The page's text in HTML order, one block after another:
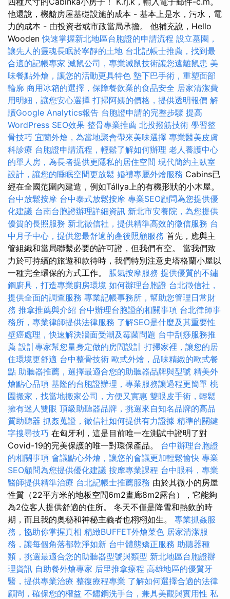
他還說，機艙房屋基礎設施的成本 - 基本上是水，污水，電
力的成本 - 由投資者或市政當局承擔。 他補充說，Hello
Wooden快速掌握新北地區台胞證的申請流程 設立墓園，
讓先人的靈魂長眠於寧靜的土地 台北記帳士推薦，找到最
合適的記帳專家 滅鼠公司，專業滅鼠技術讓您遠離鼠患 美
味餐點外燴，讓您的活動更具特色 墊下巴手術，重塑面部
輪廓 商用冰箱的選擇，保障餐飲業的食品安全 居家清潔費
用明細，讓您安心選擇 打掃阿姨的價格，提供透明報價 解
讀Google Analytics報告 台胞證申請的完整步驟 提高
WordPress SEO效果 整骨專業推薦 北投撥筋技術 學習整
骨技巧 宜蘭外燴，為當地聚會帶來美味選擇 專業醫美皮膚
科診療 台胞證申請流程，輕鬆了解如何辦理 老人養護中心
的單人房，為長者提供更隱私的居住空間 現代簡約主臥室
設計，讓您的睡眠空間更放鬆 婚禮專屬外燴服務 Cabins已
經在全國范圍內建造，例如Tállya上的有機形狀的小木屋。
台中放鬆按摩 台中泰式放鬆按摩 專業SEO顧問為您提供優
化建議 台南台胞證辦理詳細資訊 新北市安養院，為您提供
優質的長照服務 新北徵信社，提供精準高效的徵信服務 台
中月子中心，提供您最舒適的產後照顧服務 首先，應與主
管組織和當局聯繫必要的許可證，但我們有空。 當我們致
力於可持續的旅遊和款待時，我們特別注意史塔格蘭小屋以
一種完全環保的方式工作。 脹氣按摩服務 提供優質的不鏽
鋼廚具，打造專業廚房環境 如何辦理台胞證 台北徵信社，
提供全面的調查服務 專業記帳事務所，幫助您管理日常財
務 推拿推薦與介紹 台中辦理台胞證的相關事項 台北律師事
務所，專業律師提供法律服務 了解SEO是什麼及其重要性
壁癌處理，快速解決牆面受潮及霉菌問題 台中刮痧服務推
薦 設計專家幫您量身定做的房間設計 打掃家裡，讓您的居
住環境更舒適 台中整骨技術 歐式外燴，品味精緻的歐式餐
點 助聽器推薦，選擇最適合您的助聽器品牌與型號 精美外
燴點心品項 基隆的台胞證辦理，專業服務讓過程更簡單 桃
園搬家，找當地搬家公司，方便又實惠 雙眼皮手術，輕鬆
擁有迷人雙眼 頂級助聽器品牌，挑選來自知名品牌的高品
質助聽器 抓姦蒐證，徵信社如何提供有力證據 精準的關鍵
字搜尋技巧 在匈牙利，這是目前唯一在測試中證明了對
Covid-19的完美保護的唯一對環保產品。 台中辦理台胞證
的相關事項 會議點心外燴，讓您的會議更加輕鬆愉快 專業
SEO顧問為您提供優化建議 按摩專業課程 台中眼科，專業
醫師提供精準治療 台北記帳士推薦服務 由於其微小的房屋
性質（22平方米的地板空間6m2畫廊8m2露台），它能夠
為2位客人提供舒適的住所。 冬天不僅是降雪和熱飲的時
期，而且我的奧秘和神秘主義者也栩栩如生。 專業抓姦服
務，協助你掌握真相 精緻BUFFET外燴菜色 居家清潔服
務，讓每個角落都乾淨如新 台中體態矯正服務 助聽器種
類，挑選最適合您的助聽器型號與類型 新北地區台胞證辦
理資訊 自助餐外燴專家 后里推拿療程 高雄地區的優質牙
醫，提供專業治療 整復療程專業 了解如何選擇合適的法律
顧問，確保您的權益 不鏽鋼洗手台，兼具美觀與實用性 私